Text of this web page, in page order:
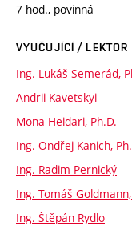
7 hod., povinná
VYUČUJÍCÍ / LEKTOR
Ing. Lukáš Semerád,
Andrii Kavetskyi
Mona Heidari, Ph.D.
Ing. Ondřej Kanich,
Ing. Radim Pernický
Ing. Tomáš
Ing. Štěpán Rydlo